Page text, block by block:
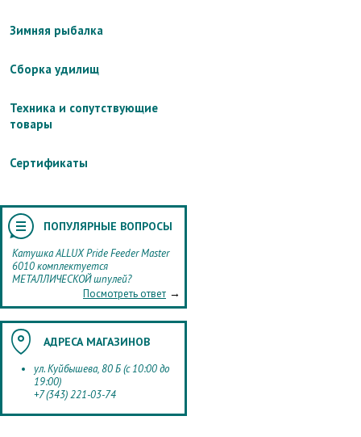
Зимняя рыбалка
Сборка удилищ
Техника и сопутствующие
товары
Сертификаты
ПОПУЛЯРНЫЕ ВОПРОСЫ
Катушка ALLUX Pride Feeder Master
6010 комплектуется
МЕТАЛЛИЧЕСКОЙ шпулей?
Посмотреть ответ →
АДРЕСА МАГАЗИНОВ
ул. Куйбышева, 80 Б (с 10:00 до
19:00)
+7 (343) 221-03-74